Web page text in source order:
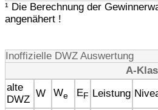
¹ Die Berechnung der
angenähert !
Inoffizielle DWZ Auswertung
A-
alte
DWZ
W We EF Leistung